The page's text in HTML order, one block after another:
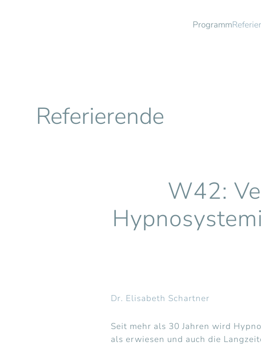
Programm
Referierende
W42:
Dr. Elisabeth Schartner
Seit mehr als 30 Jahren wird
als erwiesen und auch die